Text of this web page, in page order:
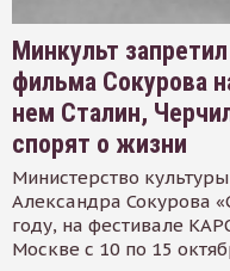
Минкульт
фильма Сокурова
нем Сталин,
спорят о жизни
Министерство
Александра Сокурова
году, на фестивале
Москве с 10 по 15